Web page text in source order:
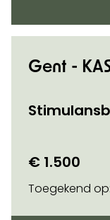
Gent -
€ 1.500
Toegekend op: